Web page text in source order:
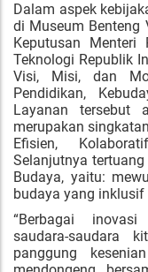
Dalam aspek
di Museum Benteng
Keputusan Menteri
Teknologi Republik
Visi, Misi, dan
Pendidikan,
Layanan tersebut
merupakan
Efisien,
Selanjutnya
Budaya, yaitu:
budaya yang
“Berbagai
saudara-saudara
panggung